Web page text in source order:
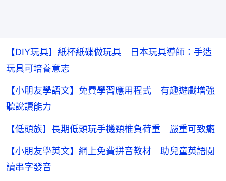
【DIY玩具】紙杯紙碟做玩具 日本玩具導師：手造
玩具可培養意志
【小朋友學語文】免費學習應用程式 有趣遊戲增強
聽說讀能力
【低頭族】長期低頭玩手機頸椎負荷重 嚴重可致癱
【小朋友學英文】網上免費拼音教材 助兒童英語閱
讀串字發音